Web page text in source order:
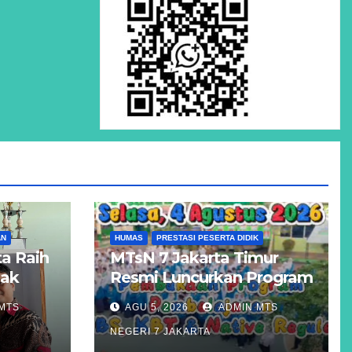
Raih
HUMAS PRESTASI PESERTA DIDIK
MTsN 7 Jakarta Timur
Resmi Luncurkan Program
Unggulan KBS, KBT, dan
Kelas Reguler Native
AGU 5, 2026 ADMIN MTS
NEGERI 7 JAKARTA